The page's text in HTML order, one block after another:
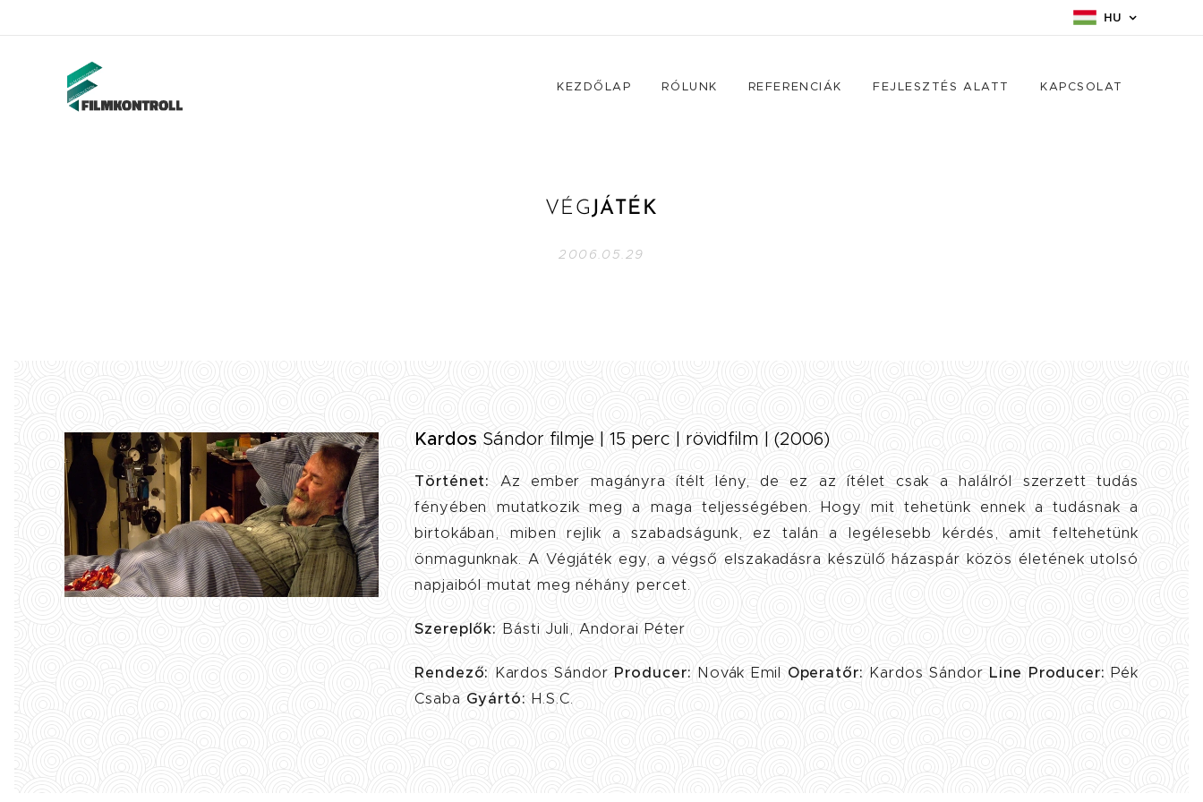
HU
KEZDŐLAP RÓLUNK REFERENCIÁK FEJLESZTÉS ALATT KAPCSOLAT
VÉGJÁTÉK
2006.05.29
Kardos Sándor filmje | 15 perc | rövidfilm | (2006)
Történet:
Az ember magányra ítélt lény, de ez az ítélet csak a halálról szerzett tudás
fényében mutatkozik meg a maga teljességében. Hogy mit tehetünk ennek a tudásnak a
birtokában, miben rejlik a szabadságunk, ez talán a legélesebb kérdés, amit feltehetünk
önmagunknak. A Végjáték egy, a végső elszakadásra készülő házaspár közös életének utolsó
napjaiból mutat meg néhány percet.
Szereplők: Básti Juli, Andorai Péter
Rendező: Kardos Sándor Producer: Novák Emil Operatőr: Kardos Sándor Line Producer: Pék
Csaba Gyártó: H.S.C.